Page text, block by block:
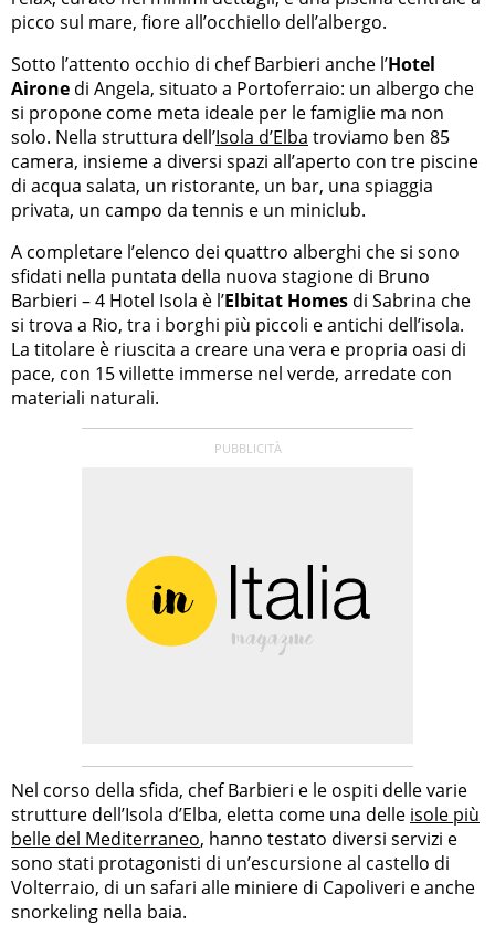
picco sul mare, fiore all’occhiello dell’albergo.
Sotto l’attento occhio di chef Barbieri anche l’Hotel
Airone di Angela, situato a Portoferraio: un albergo che
si propone come meta ideale per le famiglie ma non
solo. Nella struttura dell’Isola d’Elba troviamo ben 85
camera, insieme a diversi spazi all’aperto con tre piscine
di acqua salata, un ristorante, un bar, una spiaggia
privata, un campo da tennis e un miniclub.
A completare l’elenco dei quattro alberghi che si sono
sfidati nella puntata della nuova stagione di Bruno
Barbieri – 4 Hotel Isola è l’Elbitat Homes di Sabrina che
si trova a Rio, tra i borghi più piccoli e antichi dell’isola.
La titolare è riuscita a creare una vera e propria oasi di
pace, con 15 villette immerse nel verde, arredate con
materiali naturali.
Nel corso della sfida, chef Barbieri e le ospiti delle varie
strutture dell’Isola d’Elba, eletta come una delle isole più
belle del Mediterraneo, hanno testato diversi servizi e
sono stati protagonisti di un’escursione al castello di
Volterraio, di un safari alle miniere di Capoliveri e anche
snorkeling nella baia.